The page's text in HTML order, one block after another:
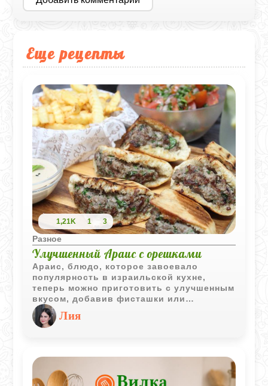
Еще рецепты
1,21K 1 3
Разное
Улучшенный Араис с орешками
Араис, блюдо, которое завоевало
популярность в израильской кухне,
теперь можно приготовить с улучшенным
вкусом, добавив фисташки или
кедровые орешки. Эти орехи, в
сочетании со специями и свежей
зеленью, придадут блюду новые
рецепта Араис.
Лия